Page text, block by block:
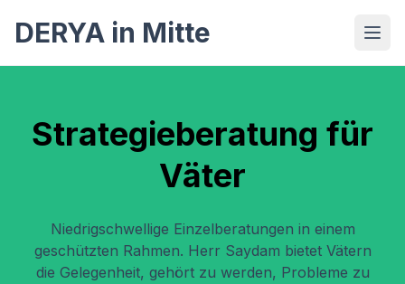
DERYA in Mitte
Strategieberatung für
Väter
Niedrigschwellige Einzelberatungen in einem
geschützten Rahmen. Herr Saydam bietet Vätern
die Gelegenheit, gehört zu werden, Probleme zu